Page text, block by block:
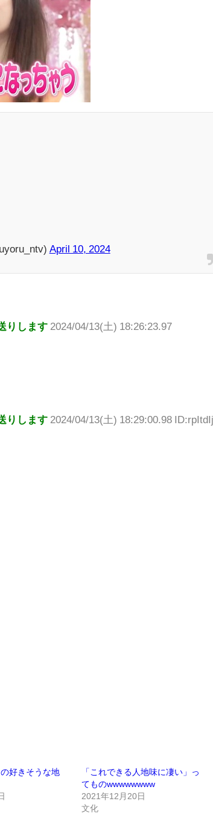
April 10, 2024
りします 2024/04/13(土) 18:26:23.97
りします 2024/04/13(土) 18:29:00.98
の好きそうな地
「これできる人地味に凄い」っ
てものwwwwwwww
2021年12月20日
文化